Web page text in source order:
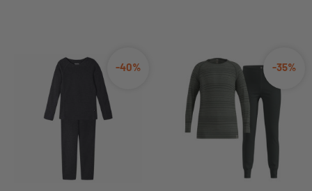
-40% -35%